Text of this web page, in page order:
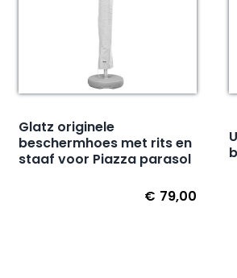
Glatz originele
beschermhoes met rits en
staaf voor Piazza parasol
€ 79,00